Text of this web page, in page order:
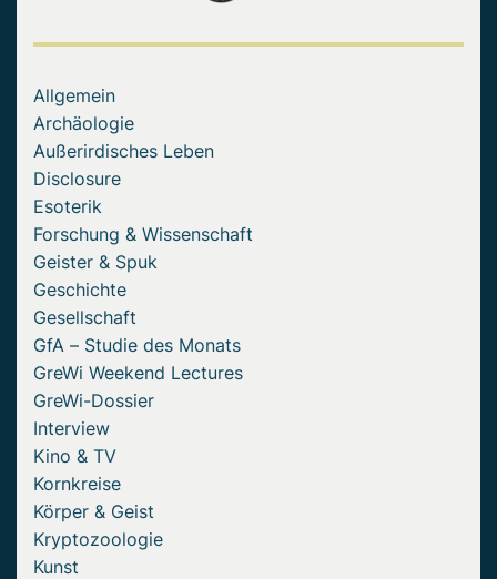
Allgemein
Archäologie
Außerirdisches Leben
Disclosure
Esoterik
Forschung & Wissenschaft
Geister & Spuk
Geschichte
Gesellschaft
GfA – Studie des Monats
GreWi Weekend Lectures
GreWi-Dossier
Interview
Kino & TV
Kornkreise
Körper & Geist
Kryptozoologie
Kunst